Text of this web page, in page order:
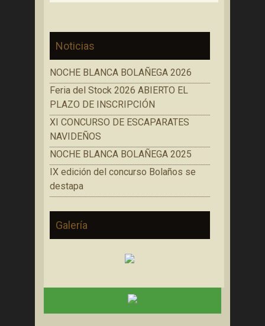
Noticias
NOCHE BLANCA BOLAÑEGA 2026
Feria del Stock 2026 ABIERTO EL
PLAZO DE INSCRIPCIÓN
XI CONCURSO DE ESCAPARATES
NAVIDEÑOS
NOCHE BLANCA BOLAÑEGA 2025
IX edición del concurso Bolaños se
destapa
Galería